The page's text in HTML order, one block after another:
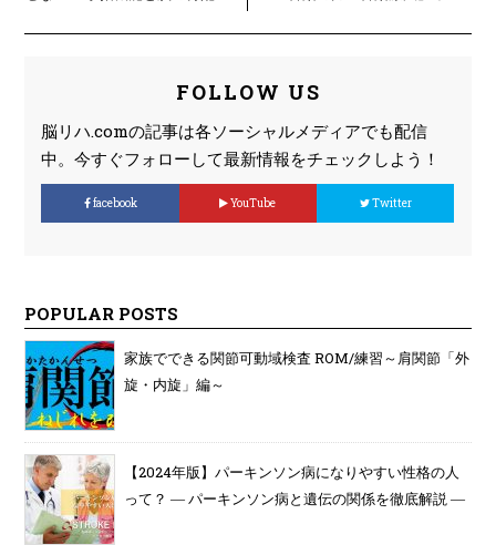
FOLLOW US
脳リハ.comの記事は各ソーシャルメディアでも配信
中。今すぐフォローして最新情報をチェックしよう！
facebook YouTube Twitter
POPULAR POSTS
家族でできる関節可動域検査 ROM/練習～肩関節「外
旋・内旋」編～
【2024年版】パーキンソン病になりやすい性格の人
って？ ― パーキンソン病と遺伝の関係を徹底解説 ―